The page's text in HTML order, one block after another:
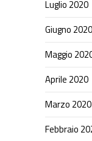
Luglio 2020
Giugno 2020
Maggio
Aprile 2020
Marzo 2020
Febbraio